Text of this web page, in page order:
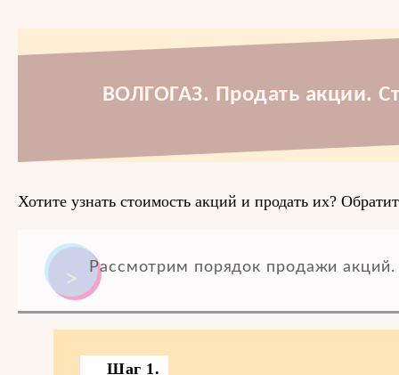
ВОЛГОГАЗ. Продать акции.
Хотите узнать стоимость акций и продать их?
Рассмотрим порядок продажи акций.
Шаг 1.